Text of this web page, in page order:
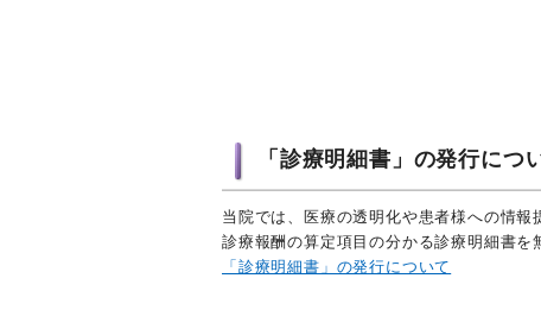
「診療明細書」の発行につ
当院では、医療の透明化や患者様への情
診療報酬の算定項目の分かる診療明細書を
「診療明細書」の発行について